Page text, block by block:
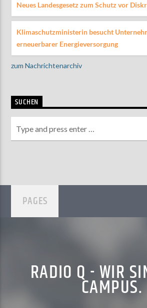
Neues Landesgesetz zum Schutz vor
Klimaschutzministerin besucht
erneuerbarer Energieversorgung
zum Nachrichtenarchiv
SUCHEN
PAGES
RADIO Q - WIR
CAMPUS.